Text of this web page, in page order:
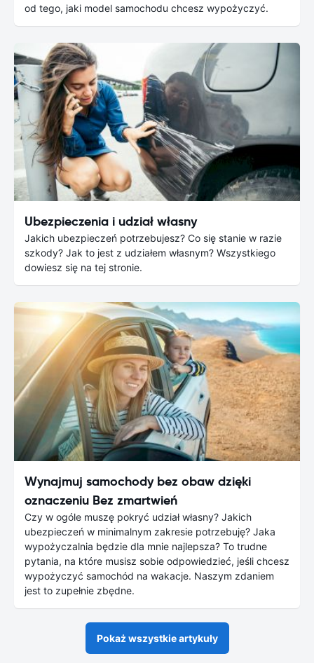
od tego, jaki model samochodu chcesz wypożyczyć.
Ubezpieczenia i udział własny
Jakich ubezpieczeń potrzebujesz? Co się stanie w razie
szkody? Jak to jest z udziałem własnym? Wszystkiego
dowiesz się na tej stronie.
Wynajmuj samochody bez obaw dzięki
oznaczeniu Bez zmartwień
Czy w ogóle muszę pokryć udział własny? Jakich
ubezpieczeń w minimalnym zakresie potrzebuję? Jaka
wypożyczalnia będzie dla mnie najlepsza? To trudne
pytania, na które musisz sobie odpowiedzieć, jeśli chcesz
wypożyczyć samochód na wakacje. Naszym zdaniem
jest to zupełnie zbędne.
Pokaż wszystkie artykuły